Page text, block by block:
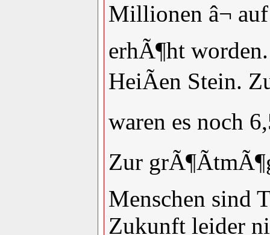
Millionen â¬
erhÃ¶ht
HeiÃen Stein.
waren es noch
Zur
Menschen sind
Zukunft leider